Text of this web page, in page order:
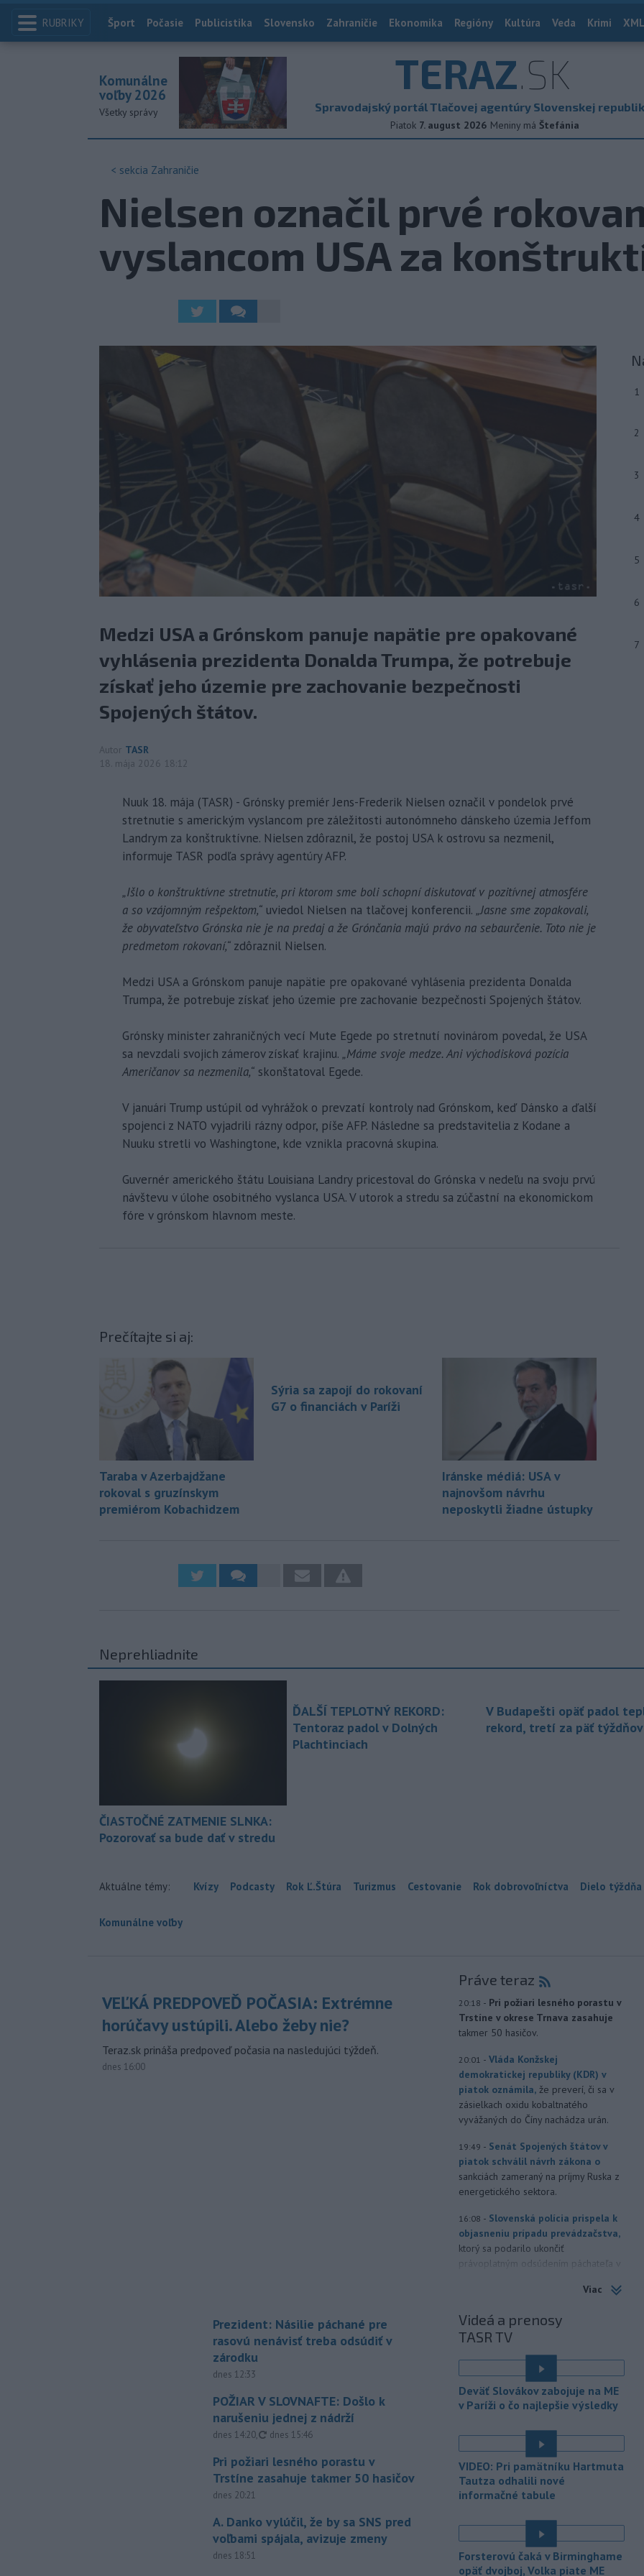
RUBRIKY Index
Šport Počasie Publicistika Slovensko Zahraničie Ekonomika Regióny Kultúra Veda Krimi
TERAZ.SK
Spravodajský portál Tlačovej agentúry Slovenskej
Piatok 7. august 2026 Meniny má Štefánia
Komunálne
voľby 2026
Všetky správy
< sekcia Zahraničie
Nielsen označil prvé
vyslancom USA za
Medzi USA a Grónskom panuje napätie pre opakované
vyhlásenia prezidenta Donalda Trumpa, že potrebuje
získať jeho územie pre zachovanie bezpečnosti
Spojených štátov.
Autor TASR
18. mája 2026 18:12
Nuuk 18. mája (TASR) - Grónsky premiér Jens-Frederik Nielsen označil v pondelok prvé
stretnutie s americkým vyslancom pre záležitosti autonómneho dánskeho územia Jeffom
Landrym za konštruktívne. Nielsen zdôraznil, že postoj USA k ostrovu sa nezmenil,
informuje TASR podľa správy agentúry AFP.
„Išlo o konštruktívne stretnutie, pri ktorom sme boli schopní diskutovať v pozitívnej atmosfére
a so vzájomným rešpektom,“ uviedol Nielsen na tlačovej konferencii. „Jasne sme zopakovali,
že obyvateľstvo Grónska nie je na predaj a že Grónčania majú právo na sebaurčenie. Toto nie je
predmetom rokovaní,“ zdôraznil Nielsen.
Medzi USA a Grónskom panuje napätie pre opakované vyhlásenia prezidenta Donalda
Trumpa, že potrebuje získať jeho územie pre zachovanie bezpečnosti Spojených štátov.
Grónsky minister zahraničných vecí Mute Egede po stretnutí novinárom povedal, že USA
sa nevzdali svojich zámerov získať krajinu. „Máme svoje medze. Ani východisková pozícia
Američanov sa nezmenila,“ skonštatoval Egede.
V januári Trump ustúpil od vyhrážok o prevzatí kontroly nad Grónskom, keď Dánsko a ďalší
spojenci z NATO vyjadrili rázny odpor, píše AFP. Následne sa predstavitelia z Kodane a
Nuuku stretli vo Washingtone, kde vznikla pracovná skupina.
Guvernér amerického štátu Louisiana Landry pricestoval do Grónska v nedeľu na svoju prvú
návštevu v úlohe osobitného vyslanca USA. V utorok a stredu sa zúčastní na ekonomickom
fóre v grónskom hlavnom meste.
Prečítajte si aj:
Taraba v Azerbajdžane
rokoval s gruzínskym
premiérom Kobachidzem
Sýria sa zapojí do rokovaní
G7 o financiách v Paríži
Iránske médiá: USA v
najnovšom návrhu
neposkytli žiadne ústupky
1
2
3
4
5
6
7
Neprehliadnite
ČIASTOČNÉ ZATMENIE SLNKA:
Pozorovať sa bude dať v stredu
ĎALŠÍ TEPLOTNÝ REKORD:
Tentoraz padol v Dolných
Plachtinciach
V Budapešti opäť padol
rekord, tretí za päť týždňov
Aktuálne témy: Kvízy Podcasty Rok Ľ.Štúra Turizmus Cestovanie Rok dobrovoľníctva Dielo týždňa
Komunálne voľby
VEĽKÁ PREDPOVEĎ POČASIA: Extrémne
horúčavy ustúpili. Alebo žeby nie?
Teraz.sk prináša predpoveď počasia na nasledujúci týždeň.
dnes 16:00
Prezident: Násilie páchané pre
rasovú nenávisť treba odsúdiť v
zárodku
dnes 12:33
POŽIAR V SLOVNAFTE: Došlo k
narušeniu jednej z nádrží
dnes 14:20, aktualizované
dnes 15:46
Pri požiari lesného porastu v
Trstíne zasahuje takmer 50 hasičov
dnes 20:21
A. Danko vylúčil, že by sa SNS pred
voľbami spájala, avizuje zmeny
dnes 18:51
Práve teraz
20:18 - Pri požiari lesného porastu v
Trstíne v okrese Trnava zasahuje
takmer 50 hasičov.
20:01 - Vláda Konžskej
demokratickej republiky (KDR) v
piatok oznámila, že preverí, či sa v
zásielkach oxidu kobaltnatého
vyvážaných do Číny nachádza urán.
19:49 - Senát Spojených štátov v
piatok schválil návrh zákona o
sankciách zameraný na príjmy Ruska z
energetického sektora.
16:08 - Slovenská polícia prispela k
objasneniu prípadu prevádzačstva,
ktorý sa podarilo ukončiť
právoplatným odsúdením páchateľa v
bratislavskej rafinérii Slovnaft je
pod kontrolou.
TASR to potvrdil hovorca rafinérie
Anton Molnár.
15:17 - Ministerstvo kultúry (MK) SR
podrobnostiach poskytovania dotácií v
pôsobnosti rezortu.
14:17 - V bratislavskej rafinérii
Slovnaft horí uskladnený ropný
rafinéria s tým, že obyvateľom nehrozí
nebezpečenstvo.
13:50
Jedným zo zdravotných rizík
Viac
Videá a prenosy
TASR TV
Deväť Slovákov zabojuje na ME
v Paríži o čo najlepšie výsledky
VIDEO: Pri pamätníku Hartmuta
Tautza odhalili nové
informačné tabule
Forsterovú čaká v Birminghame
opäť dvojboj, Volka piate ME